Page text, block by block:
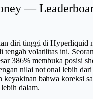
—
diri tinggi di Hyperliquid
tengah volatilitas ini.
386% membuka posisi
nilai notional lebih
keyakinan bahwa koreksi
dalam.